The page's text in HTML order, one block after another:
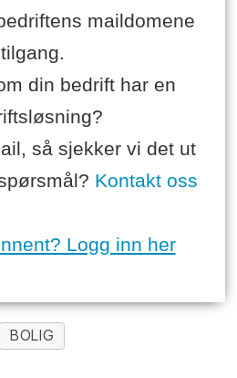
maildomene
tilgang.
din bedrift har en
så sjekker vi det ut
Kontakt oss
Logg inn her
BOLIG